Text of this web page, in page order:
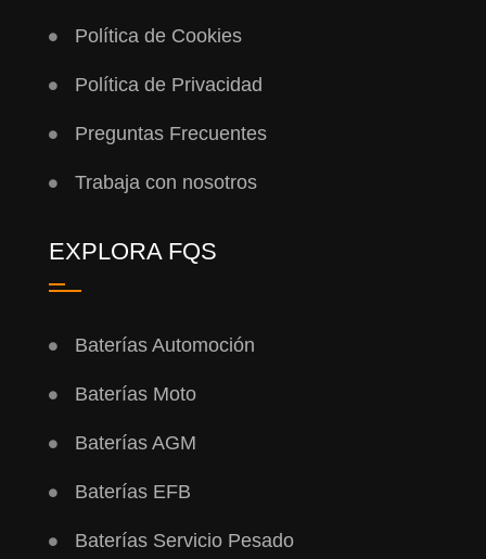
Política de Cookies
Política de Privacidad
Preguntas Frecuentes
Trabaja con nosotros
EXPLORA FQS
Baterías Automoción
Baterías Moto
Baterías AGM
Baterías EFB
Baterías Servicio Pesado